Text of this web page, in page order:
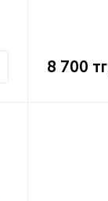
8 700 тг